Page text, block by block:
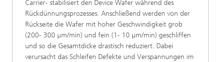
Carrier- stabilisiert den Device Wafer während des
Rückdünnungsprozesses. Anschließend werden von der
Rückseite die Wafer mit hoher Geschwindigkeit grob
(200- 300 µm/min) und fein (1- 10 µm/min) geschliffen
und so die Gesamtdicke drastisch reduziert. Dabei
verursacht das Schleifen Defekte und Verspannungen im